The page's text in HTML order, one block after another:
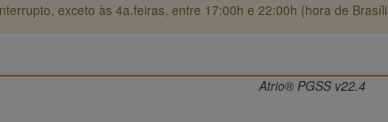
exceto às 4a.feiras, entre 17:00h e 22:00h (hora de
Atrio® PGSS v22.4